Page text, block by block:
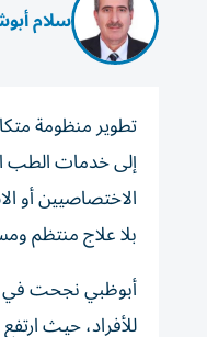
سلام
تطوير منظومة
إلى خدمات الطب
الاختصاصيين أو
بلا علاج منتظم
أبوظبي نجحت في